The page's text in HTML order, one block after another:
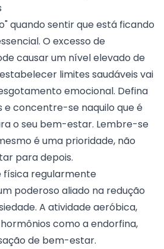
quando sentir que está ficando
O excesso de
causar um nível elevado de
limites saudáveis vai
emocional. Defina
e concentre-se naquilo que é
o seu bem-estar. Lembre-se
é uma prioridade, não
para depois.
física regularmente
poderoso aliado na redução
A atividade aeróbica,
como a endorfina,
de bem-estar.